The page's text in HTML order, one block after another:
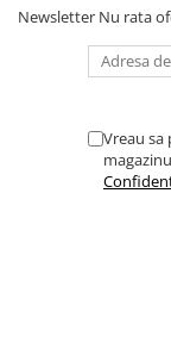
Scene şi Ring-uri
Stative si schela
Instrumente
Claviaturi
Instrumente cu
Instrumente de
Newsletter Nu rata
Vreau